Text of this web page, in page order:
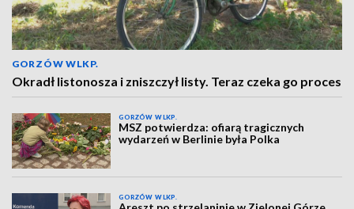
GORZÓW WLKP.
Okradł listonosza i zniszczył listy. Teraz czeka go proces
GORZÓW WLKP.
MSZ potwierdza: ofiarą tragicznych
wydarzeń w Berlinie była Polka
GORZÓW WLKP.